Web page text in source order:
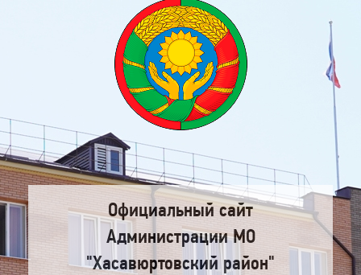
Официальный сайт
Администрации МО
"Хасавюртовский район"